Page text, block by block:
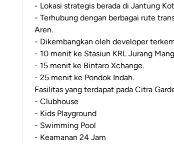
- Lokasi strategis berada di Jantung
- Terhubung dengan berbagai rute
Aren.
- Dikembangkan oleh developer
- 10 menit ke Stasiun KRL Jurang
- 15 menit ke Bintaro Xchange.
- 25 menit ke Pondok Indah.
Fasilitas yang terdapat pada Citra
- Clubhouse
- Kids Playground
- Swimming Pool
- Keamanan 24 Jam